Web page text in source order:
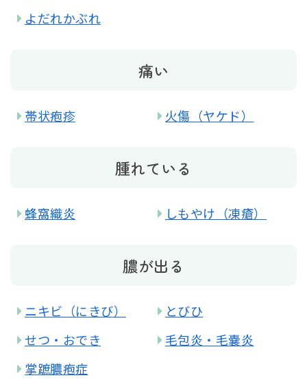
よだれかぶれ
痛い
帯状疱疹 火傷（ヤケド）
腫れている
蜂窩織炎 しもやけ（凍瘡）
膿が出る
ニキビ（にきび）
とびひ
せつ・おでき
毛包炎・毛嚢炎
掌蹠膿疱症